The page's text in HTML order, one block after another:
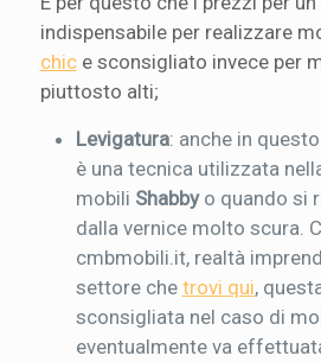
indispensabile per realizzare
chice sconsigliato invece per
piuttosto alti;
Levigatura: anche in
è una tecnica utilizzata
mobili Shabbyo quando si
dalla vernice molto scura.
cmbmobili.it, realtà
settore che trovi qui,
sconsigliata nel caso di
eventualmente va